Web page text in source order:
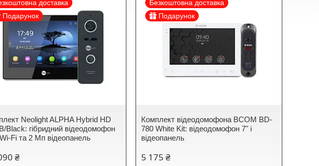
доставка
Подарунок
Neolight ALPHA Hybrid HD
Black: гібридний відеодомофон
Fi та 2 Мп відеопанель
₴
Безкоштовна доставка
Подарунок
Комплект відеодомофона BCOM BD-
780 White Kit: відеодомофон 7" і
відеопанель
5 175 ₴